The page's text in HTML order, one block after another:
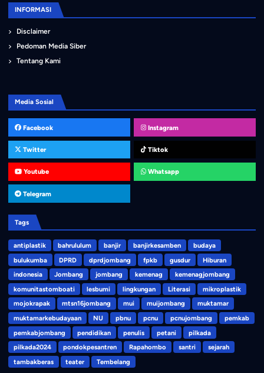
INFORMASI
Disclaimer
Pedoman Media Siber
Tentang Kami
Media Sosial
Facebook Instagram
Twitter Tiktok
Youtube Whatsapp
Telegram
Tags
antiplastik bahrululum banjir banjirkesamben
budaya
bulukumba
DPRD dprdjombang fpkb gusdur
Hiburan
indonesia
Jombang jombang kemenag
kemenagjombang
komunitastomboati
lesbumi lingkungan Literasi
mikroplastik
mojokrapak
mtsn16jombang mui muijombang
muktamar
muktamarkebudayaan
NU pbnu pcnu pcnujombang
pemkab
pemkabjombang
pendidikan penulis petani
pilkada
pilkada2024
pondokpesantren Rapahombo santri
sejarah
tambakberas
teater Tembelang